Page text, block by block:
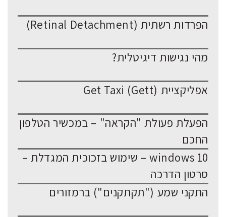
הפרדות רשתית (Retinal Detachment)
מהי נגישות דיגיטלית?
אפליקציית Get Taxi (Gett)
הפעלת פעולת "הקראה" – במכשיר הטלפון
החכם
windows 10 – שימוש בזכוכית המגדלת –
סרטון הדרכה
התקני שמע ("תקתקנים") ברמזורים